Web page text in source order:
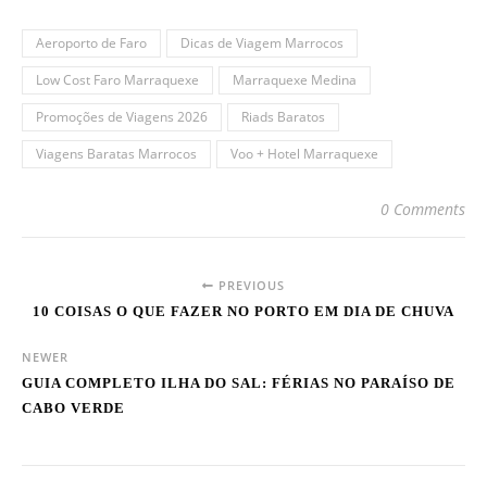
Aeroporto de Faro
Dicas de Viagem Marrocos
Low Cost Faro Marraquexe
Marraquexe Medina
Promoções de Viagens 2026
Riads Baratos
Viagens Baratas Marrocos
Voo + Hotel Marraquexe
0 Comments
PREVIOUS
10 COISAS O QUE FAZER NO PORTO EM DIA DE CHUVA
NEWER
GUIA COMPLETO ILHA DO SAL: FÉRIAS NO PARAÍSO DE
CABO VERDE